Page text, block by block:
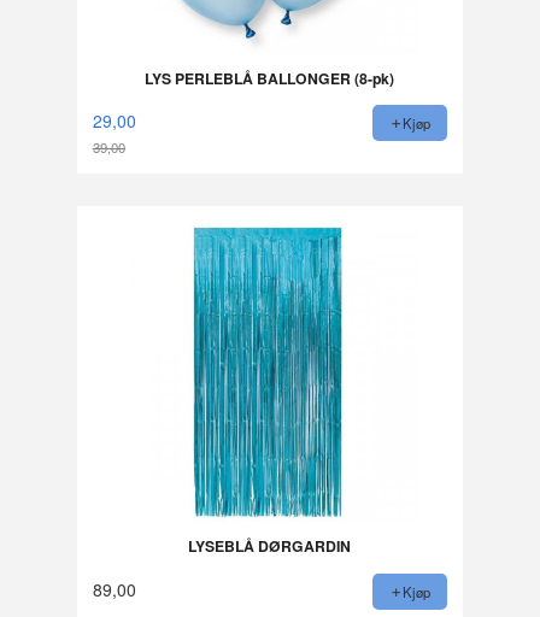
LYS PERLEBLÅ BALLONGER (8-pk)
29,00
39,00
Kjøp
LYSEBLÅ DØRGARDIN
89,00 Kjøp